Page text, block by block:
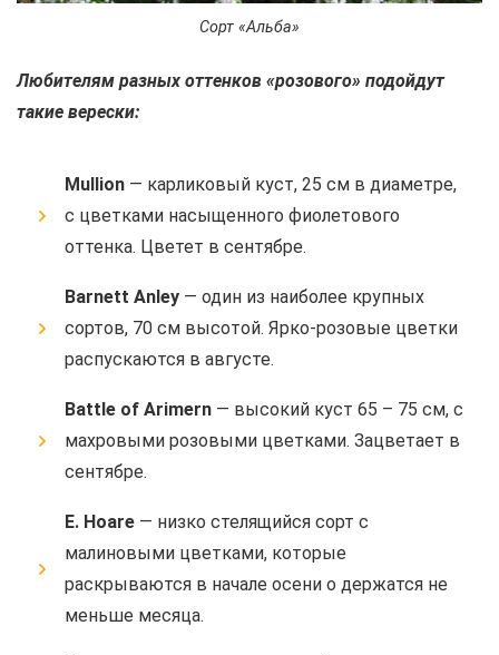
Сорт «Альба»
Любителям разных оттенков «розового» подойдут
такие верески:
Mullion — карликовый куст, 25 см в диаметре,
с цветками насыщенного фиолетового
оттенка. Цветет в сентябре.
Barnett Anley — один из наиболее крупных
сортов, 70 см высотой. Ярко-розовые цветки
распускаются в августе.
Battle of Arimern — высокий куст 65 – 75 см, с
махровыми розовыми цветками. Зацветает в
сентябре.
Е. Ноаrе — низко стелящийся сорт с
малиновыми цветками, которые
раскрываются в начале осени о держатся не
меньше месяца.